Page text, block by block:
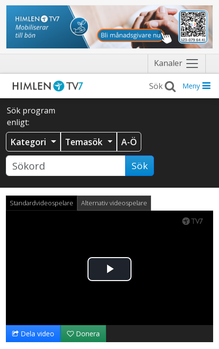
Kanaler Näytä
valikko
Meny
Sök program
enligt:
Kategori Temasök A-Ö
Sök
Standardvideospelare Alternativ videospelare
Spela
video
Dela video Donera